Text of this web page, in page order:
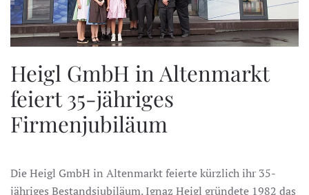
Heigl GmbH in Altenmarkt
feiert 35-jähriges
Firmenjubiläum
Die Heigl GmbH in Altenmarkt feierte kürzlich ihr 35-
jähriges Bestandsjubiläum. Ignaz Heigl gründete 1982 das